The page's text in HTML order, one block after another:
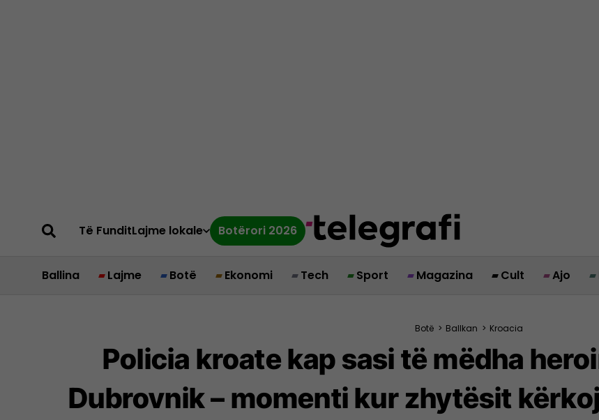
Të FunditLajme lokale Botërori 2026
Ballina Lajme Botë Ekonomi Tech Sport Magazina Cult Ajo
Botë > Ballkan > Kroacia
Policia kroate kap sasi të mëdha
Dubrovnik – momenti kur zhytësit